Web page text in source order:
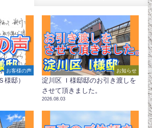
お客様の声
様邸）
お知らせ
淀川区 Ｉ様邸邸のお引き渡しを
させて頂きました。
2026.08.03